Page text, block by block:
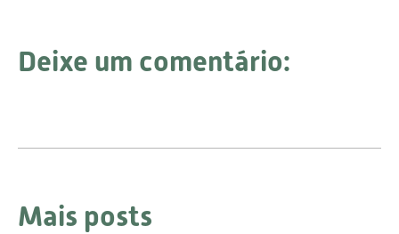
Deixe um comentário:
Mais posts